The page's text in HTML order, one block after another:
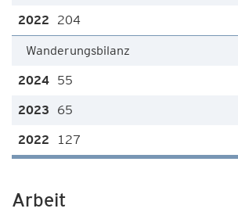
204
Wanderungsbilanz
55
65
127
Arbeit